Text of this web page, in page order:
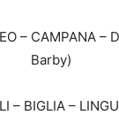
– CAMPANA –
Barby)
– BIGLIA –